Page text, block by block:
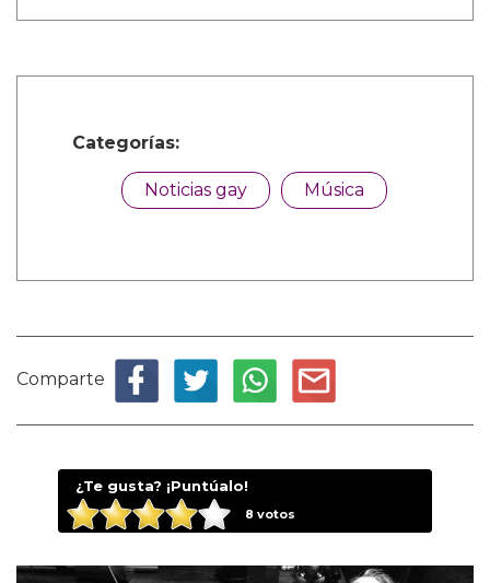
Categorías:
Noticias gay Música
Comparte
¿Te gusta? ¡Puntúalo!
8 votos